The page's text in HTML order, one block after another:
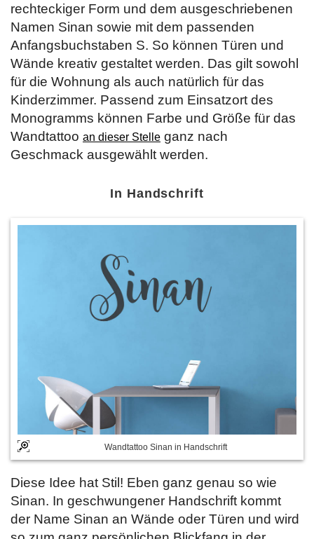
rechteckiger Form und dem ausgeschriebenen
Namen Sinan sowie mit dem passenden
Anfangsbuchstaben S. So können Türen und
Wände kreativ gestaltet werden. Das gilt sowohl
für die Wohnung als auch natürlich für das
Kinderzimmer. Passend zum Einsatzort des
Monogramms können Farbe und Größe für das
Wandtattoo an dieser Stelle ganz nach
Geschmack ausgewählt werden.
In Handschrift
Wandtattoo Sinan in Handschrift
Diese Idee hat Stil! Eben ganz genau so wie
Sinan. In geschwungener Handschrift kommt
der Name Sinan an Wände oder Türen und wird